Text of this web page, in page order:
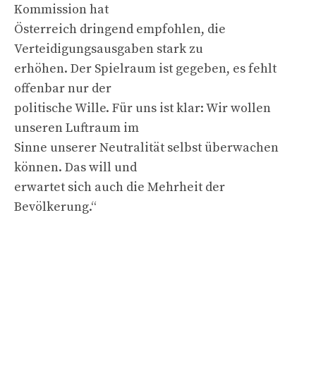
Kommission hat
Österreich dringend empfohlen, die
Verteidigungsausgaben stark zu
erhöhen. Der Spielraum ist gegeben, es fehlt
offenbar nur der
politische Wille. Für uns ist klar: Wir wollen
unseren Luftraum im
Sinne unserer Neutralität selbst überwachen
können. Das will und
erwartet sich auch die Mehrheit der
Bevölkerung.“